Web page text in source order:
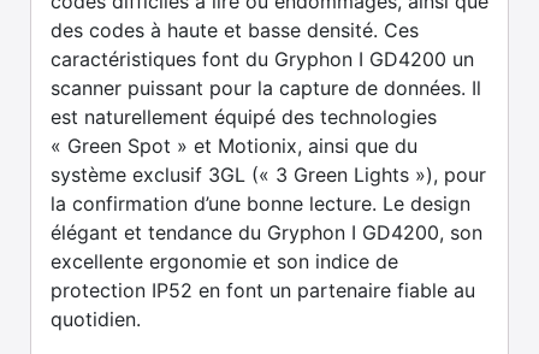
des codes à haute et basse densité. Ces
caractéristiques font du Gryphon I GD4200 un
scanner puissant pour la capture de données. Il
est naturellement équipé des technologies
« Green Spot » et Motionix, ainsi que du
système exclusif 3GL (« 3 Green Lights »), pour
la confirmation d’une bonne lecture. Le design
élégant et tendance du Gryphon I GD4200, son
excellente ergonomie et son indice de
protection IP52 en font un partenaire fiable au
quotidien.